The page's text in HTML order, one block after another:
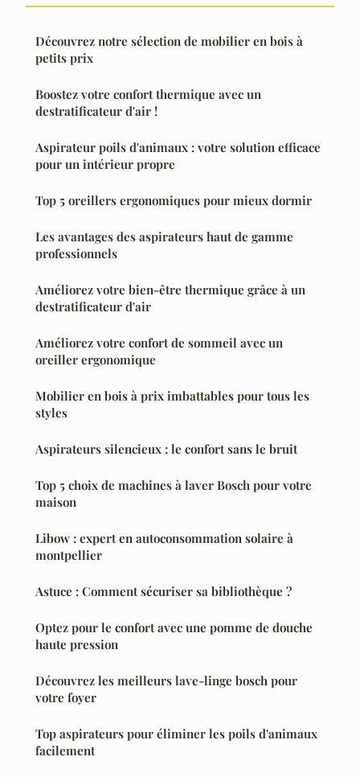
Découvrez notre sélection de mobilier en bois à
petits prix
Boostez votre confort thermique avec un
destratificateur d'air !
Aspirateur poils d'animaux : votre solution efficace
pour un intérieur propre
Top 5 oreillers ergonomiques pour mieux dormir
Les avantages des aspirateurs haut de gamme
professionnels
Améliorez votre bien-être thermique grâce à un
destratificateur d'air
Améliorez votre confort de sommeil avec un
oreiller ergonomique
Mobilier en bois à prix imbattables pour tous les
styles
Aspirateurs silencieux : le confort sans le bruit
Top 5 choix de machines à laver Bosch pour votre
maison
Libow : expert en autoconsommation solaire à
montpellier
Astuce : Comment sécuriser sa bibliothèque ?
Optez pour le confort avec une pomme de douche
haute pression
Découvrez les meilleurs lave-linge bosch pour
votre foyer
Top aspirateurs pour éliminer les poils d'animaux
facilement